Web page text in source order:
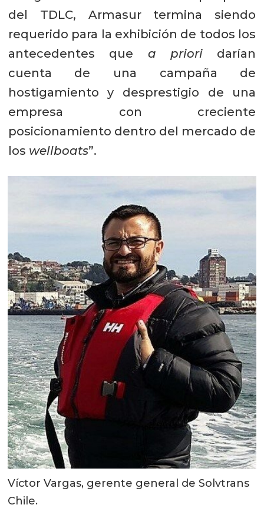
del TDLC, Armasur termina siendo
requerido para la exhibición de todos los
antecedentes que a prioridarían
cuenta de una campaña de
hostigamiento y desprestigio de una
empresa con creciente
posicionamiento dentro del mercado de
los wellboats”.
Víctor Vargas, gerente general de Solvtrans
Chile.